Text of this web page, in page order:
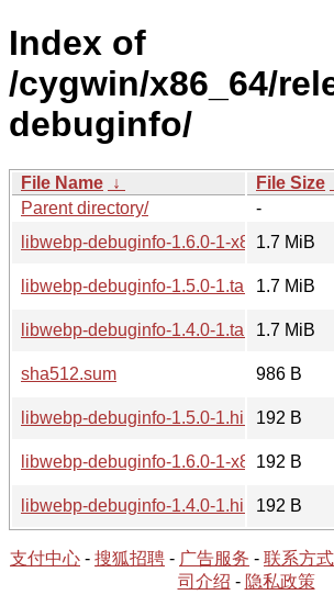
Index of
/cygwin/x86_64/
debuginfo/
File Name ↓ File Size
Parent directory/
-
libwebp-debuginfo-1.6.0-1-x86_64.tar.xz
1.7 MiB
libwebp-debuginfo-1.5.0-1.tar.xz1.7 MiB
libwebp-debuginfo-1.4.0-1.tar.xz1.7 MiB
sha512.sum
986 B
libwebp-debuginfo-1.5.0-1.hint192 B
libwebp-debuginfo-1.6.0-1-x86_64.hint
192 B
libwebp-debuginfo-1.4.0-1.hint192 B
支付中心 - 搜狐招聘 - 广告服务 - 联系方式
司介绍 - 隐私政策